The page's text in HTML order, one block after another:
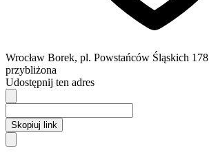
Wrocław Borek, pl. Powstańców Śląskich 178
przybliżona
Udostępnij ten adres
Skopiuj link